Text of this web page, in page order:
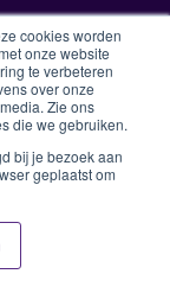
cookies worden
onze website
te verbeteren
over onze
Zie ons
die we gebruiken.
bij je bezoek aan
geplaatst om